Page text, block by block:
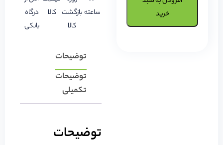
خرید
ساعتهبازگشت
کالا
کالا
درگاه
بانکی
توضیحات
توضیحات
تکمیلی
توضیحات